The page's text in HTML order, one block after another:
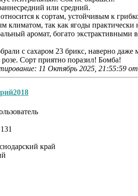
или средний.
к сортам, устойчивым к
климатом, так как ягоды
аромат, богато
с сахаром 23 брикс, наверно даже
Сорт приятно поразил! Бомба!
11 Октябрь 2025, 21:55:59
край